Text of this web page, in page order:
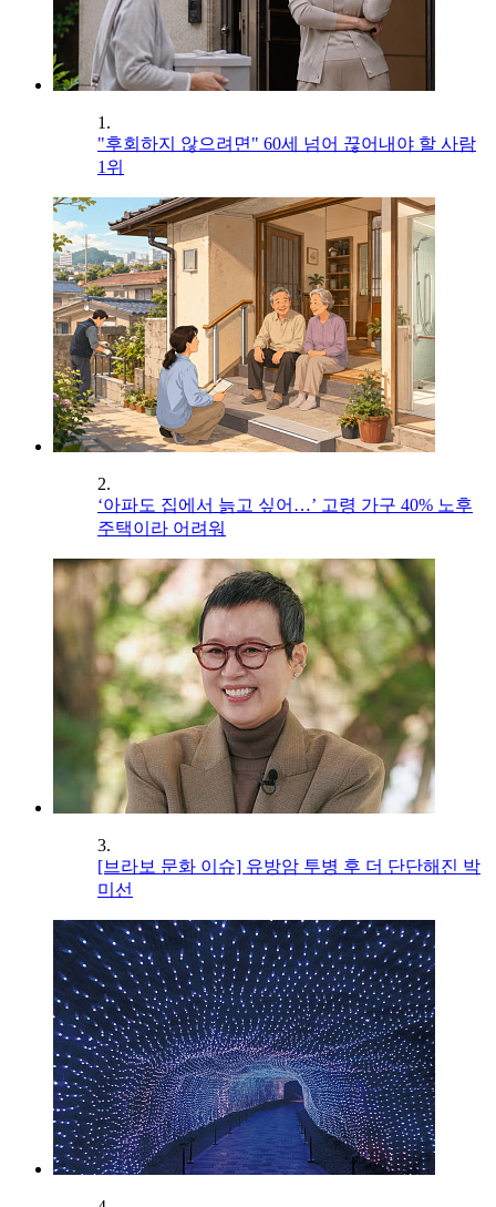
1.
"후회하지 않으려면" 60세 넘어 끊어내야 할 사람
1위
2.
‘아파도 집에서 늙고 싶어…’ 고령 가구 40% 노후
주택이라 어려워
3.
[브라보 문화 이슈] 유방암 투병 후 더 단단해진 박
미선